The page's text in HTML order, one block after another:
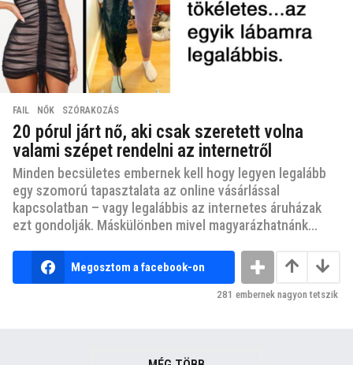
FAIL ,NŐK ,SZÓRAKOZÁS
20 pórul járt nő, aki csak szeretett volna
valami szépet rendelni az internetről
Minden becsületes embernek kell hogy legyen legalább
egy szomorú tapasztalata az online vásárlással
kapcsolatban – vagy legalábbis az internetes áruházak
ezt gondolják. Máskülönben mivel magyarázhatnánk...
Megosztom a facebook-on
281 embernek nagyon tetszik